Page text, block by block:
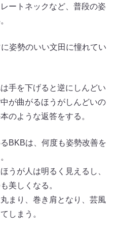
ートネックなど、普段の姿
姿勢のいい文田に憧れてい
手を下げると逆にしんどい
が曲がるほうがしんどいの
のような返答をする。
BKBは、何度も姿勢改善を
うが人は明るく見えるし、
美しくなる。
まり、巻き肩となり、芸風
しまう。